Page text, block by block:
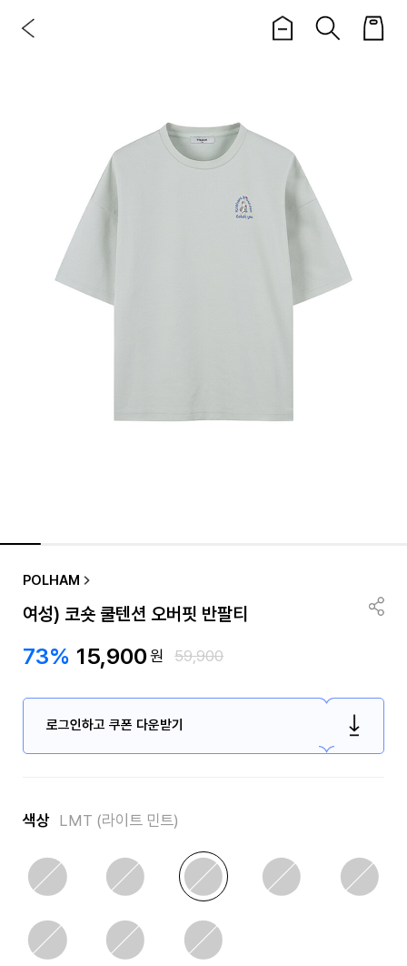
POLHAM
여성) 코숏 쿨텐션 오버핏 반팔티
73% 15,900원 59,900
로그인하고 쿠폰 다운받기
색상 LMT (라이트 민트)